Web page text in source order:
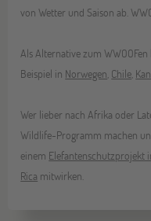
von Wetter und Saison ab.
Als Alternative zum
Beispiel in Norwegen Chile
Wer lieber nach Afrika oder
Wildlife-Programm machen
einem Elefantenschutzprojekt
Rica mitwirken.